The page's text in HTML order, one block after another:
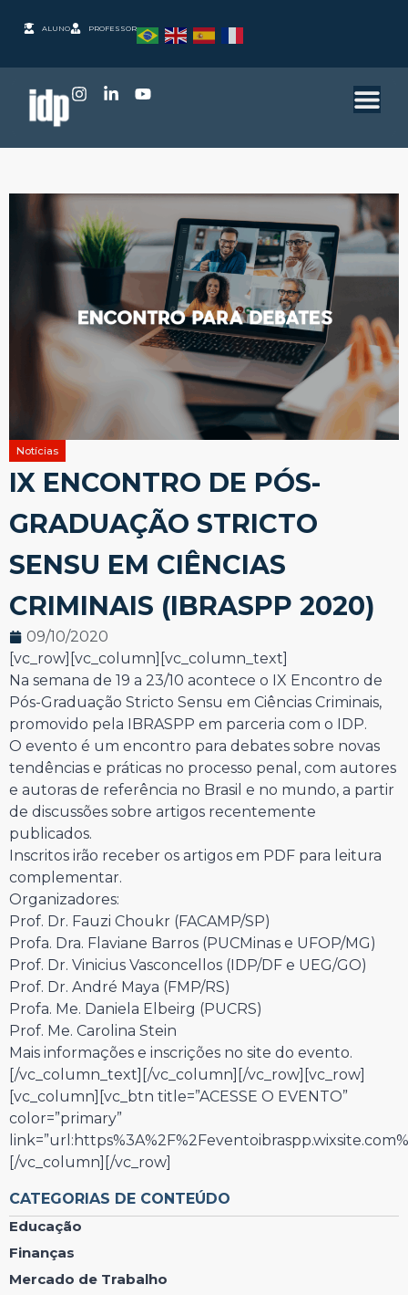
ALUNO PROFESSOR
Notícias
IX ENCONTRO DE PÓS-
GRADUAÇÃO STRICTO
SENSU EM CIÊNCIAS
CRIMINAIS (IBRASPP 2020)
09/10/2020
[vc_row][vc_column][vc_column_text]
Na semana de 19 a 23/10 acontece o IX Encontro de
Pós-Graduação Stricto Sensu em Ciências Criminais,
promovido pela IBRASPP em parceria com o IDP.
O evento é um encontro para debates sobre novas
tendências e práticas no processo penal, com autores
e autoras de referência no Brasil e no mundo, a partir
de discussões sobre artigos recentemente
publicados.
Inscritos irão receber os artigos em PDF para leitura
complementar.
Organizadores:
Prof. Dr. Fauzi Choukr (FACAMP/SP)
Profa. Dra. Flaviane Barros (PUCMinas e UFOP/MG)
Prof. Dr. Vinicius Vasconcellos (IDP/DF e UEG/GO)
Prof. Dr. André Maya (FMP/RS)
Profa. Me. Daniela Elbeirg (PUCRS)
Prof. Me. Carolina Stein
Mais informações e inscrições no site do evento.
[/vc_column_text][/vc_column][/vc_row][vc_row]
[vc_column][vc_btn title=”ACESSE O EVENTO”
color=”primary”
[/vc_column][/vc_row]
CATEGORIAS DE CONTEÚDO
Educação
Finanças
Mercado de Trabalho